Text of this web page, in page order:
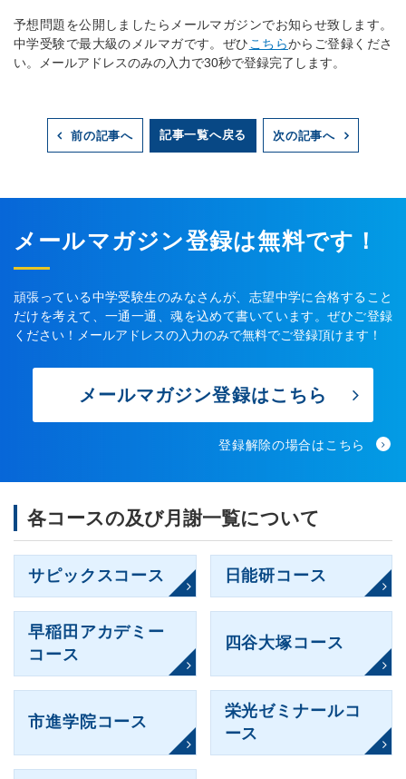
予想問題を公開しましたらメールマガジンでお知らせ致します。
中学受験で最大級のメルマガです。ぜひ こちらからご登録くださ
い。メールアドレスのみの入力で30秒で登録完了します。
前の記事へ 記事一覧へ戻る 次の記事へ
メールマガジン登録は無料です！
頑張っている中学受験生のみなさんが、志望中学に合格すること
だけを考えて、一通一通、魂を込めて書いています。ぜひご登録
ください！メールアドレスの入力のみで無料でご登録頂けます！
メールマガジン登録はこちら
登録解除の場合はこちら
各コースの及び月謝一覧について
サピックスコース 日能研コース
早稲田 アカデミー
コース
四谷大塚コース
市進学院コース
栄光ゼミナールコ
ース